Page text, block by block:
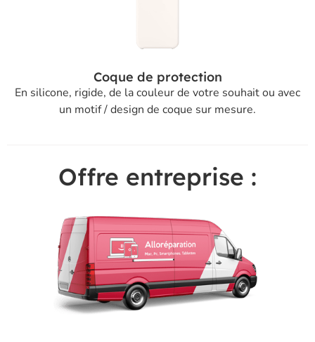
Coque de protection
En silicone, rigide, de la couleur de votre souhait ou avec
un motif / design de coque sur mesure.
Offre entreprise :